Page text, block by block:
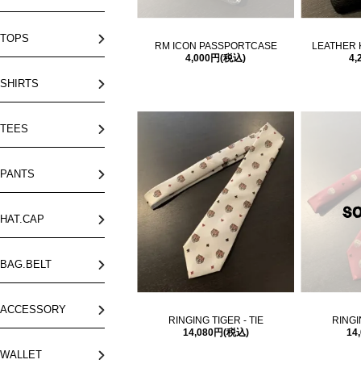
TOPS
SHIRTS
TEES
PANTS
HAT.CAP
BAG.BELT
ACCESSORY
WALLET
RM ICON PASSPORTCASE
4,000円(税込)
LEATHER
RINGING TIGER - TIE
14,080円(税込)